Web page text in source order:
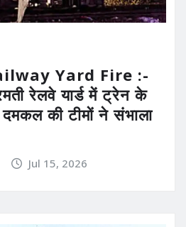
Yard Fire :-
रेलवे यार्ड में ट्रेन के
की टीमों ने संभाला
Jul 15, 2026